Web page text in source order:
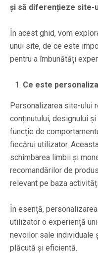
și să diferențieze site-
În acest ghid, vom
unui site, de ce este
pentru a îmbunătăți
Ce este
Personalizarea site-ului
conținutului, designului
funcție de
fiecărui utilizator.
schimbarea limbii și
recomandărilor de
relevant pe baza
În esență,
utilizator o experiență
nevoilor sale individuale
plăcută și eficientă.